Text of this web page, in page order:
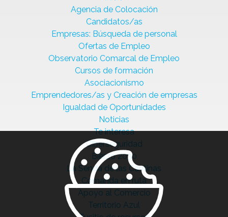
Agencia de Colocación
Candidatos/as
Empresas: Búsqueda de personal
Ofertas de Empleo
Observatorio Comarcal de Empleo
Cursos de formación
Asociacionismo
Emprendedores/as y Creación de empresas
Igualdad de Oportunidades
Noticias
Te interesa
Ciberseguridad
Bierzo 2030
La Senda de las Cantinas
Comanda en ruta
Apoyo al Comercio
Territorio Azul